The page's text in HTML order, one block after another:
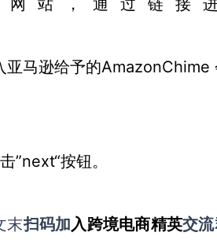
站，通过链接
亚马逊给予的AmazonChime
按钮。
末扫码加入 跨境电商精英交